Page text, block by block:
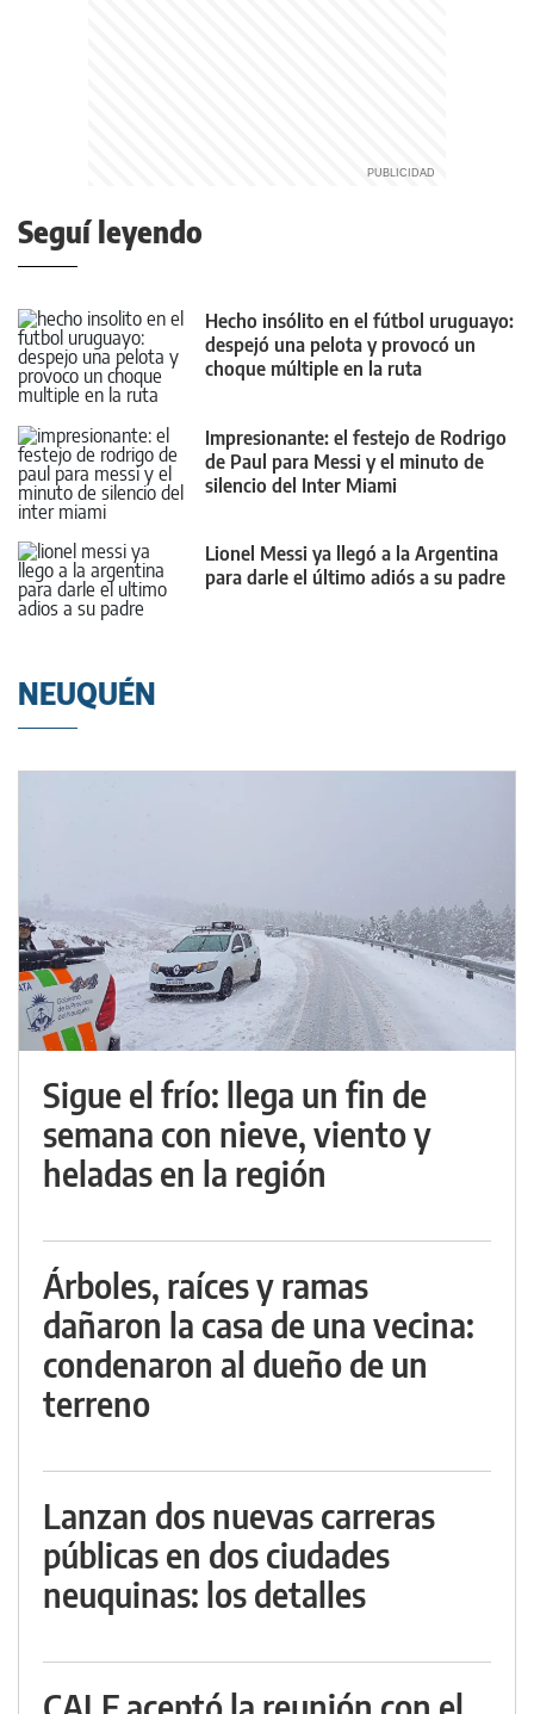
Seguí leyendo
Hecho insólito en el fútbol uruguayo:
despejó una pelota y provocó un
choque múltiple en la ruta
Impresionante: el festejo de Rodrigo
de Paul para Messi y el minuto de
silencio del Inter Miami
Lionel Messi ya llegó a la Argentina
para darle el último adiós a su padre
NEUQUÉN
Sigue el frío: llega un fin de
semana con nieve, viento y
heladas en la región
Árboles, raíces y ramas
dañaron la casa de una vecina:
condenaron al dueño de un
terreno
Lanzan dos nuevas carreras
públicas en dos ciudades
neuquinas: los detalles